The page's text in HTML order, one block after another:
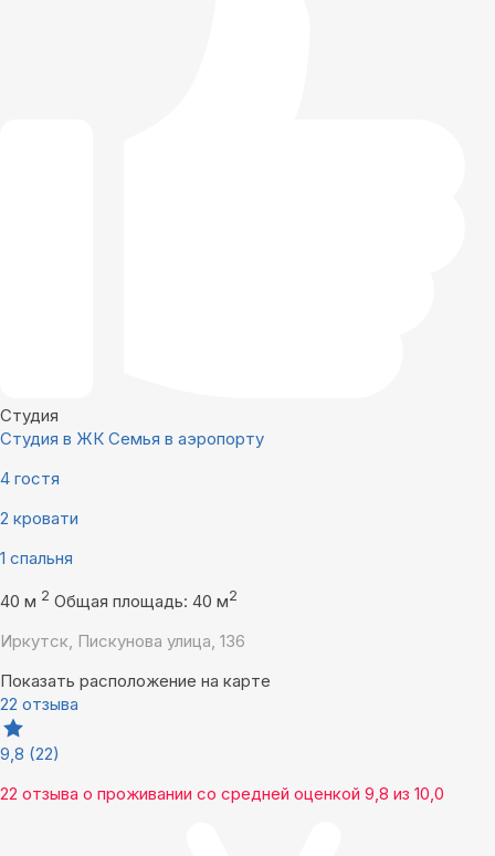
Студия
Студия в ЖК Семья в аэропорту
4 гостя
2 кровати
1 спальня
40 м 2 Общая площадь: 40 м2
Иркутск, Пискунова улица, 136
Показать расположение на карте
22 отзыва
9,8 (22)
22 отзыва о проживании со средней оценкой 9,8 из 10,0